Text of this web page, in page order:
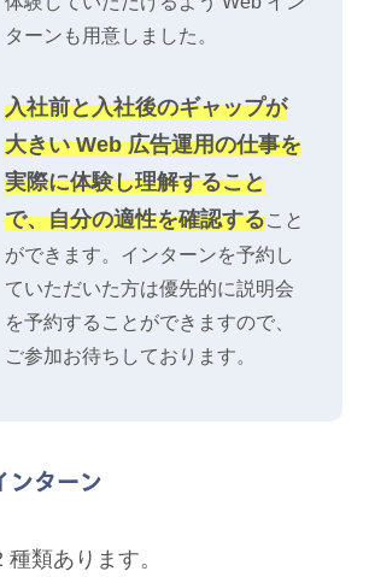
ターンも用意しました。
入社前と入社後のギャップが
大きい Web 広告運用の仕事を
実際に体験し理解すること
で、自分の適性を確認すること
ができます。インターンを予約し
ていただいた方は優先的に説明会
を予約することができますので、
ご参加お待ちしております。
ンターン
類あります。